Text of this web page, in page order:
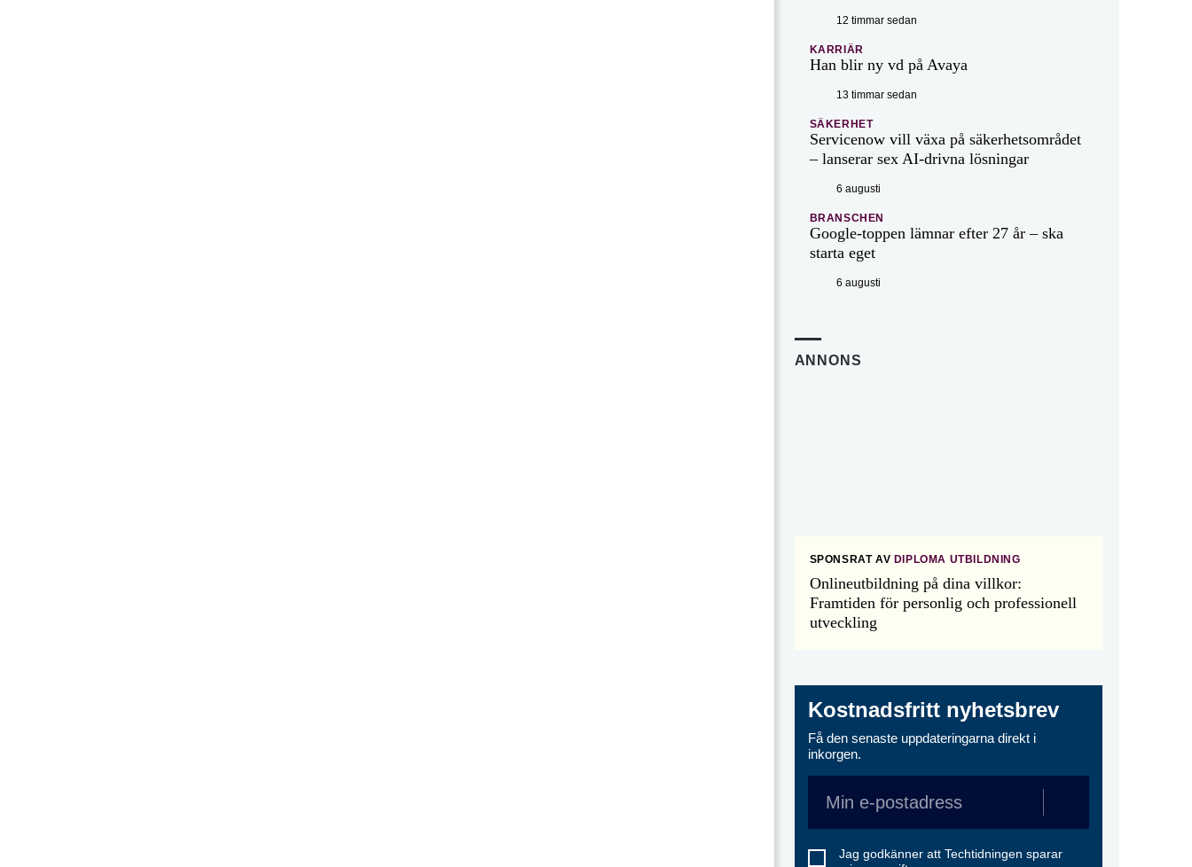
12 timmar sedan
KARRIÄR
Han blir ny vd på Avaya
13 timmar sedan
SÄKERHET
Servicenow vill växa på säkerhetsområdet
– lanserar sex AI-drivna lösningar
6 augusti
BRANSCHEN
Google-toppen lämnar efter 27 år – ska
starta eget
6 augusti
ANNONS
SPONSRAT AV DIPLOMA UTBILDNING
Onlineutbildning på dina villkor:
Framtiden för personlig och professionell
utveckling
Kostnadsfritt nyhetsbrev
Få den senaste uppdateringarna direkt i
inkorgen.
Jag godkänner att Techtidningen sparar